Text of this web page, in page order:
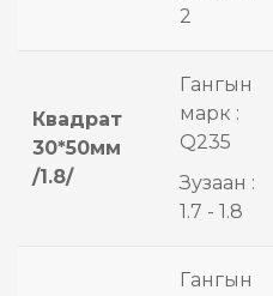
2
Квадрат
30*50мм
/1.8/
Гангын
марк :
Q235
Зузаан :
1.7 - 1.8
Гангын